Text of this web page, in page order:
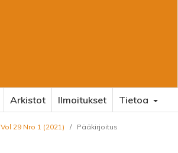
Arkistot Ilmoitukset Tietoa
Vol 29 Nro 1 (2021) / Pääkirjoitus